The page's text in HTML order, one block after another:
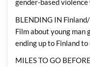
gender-based violence
BLENDING IN
Film about young man
ending up to Finland
MILES TO GO